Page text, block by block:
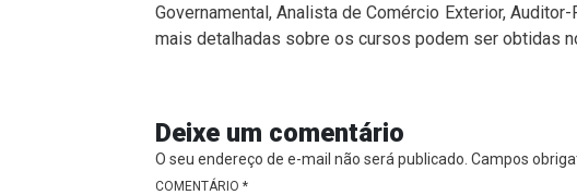
Governamental, Analista de Comércio Exterior,
mais detalhadas sobre os cursos podem ser obtidas
Deixe um comentário
O seu endereço de e-mail não será publicado. Campos
COMENTÁRIO *